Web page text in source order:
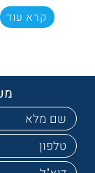
קרא עוד